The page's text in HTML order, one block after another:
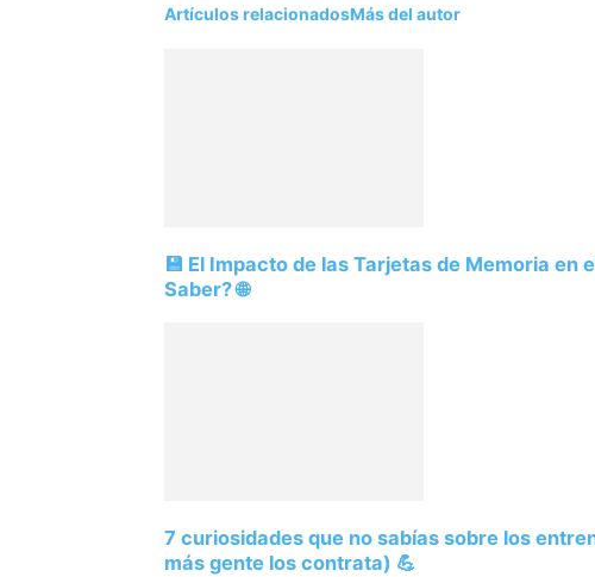
Artículos relacionadosMás del autor
💾 El Impacto de las Tarjetas de Memoria en
Saber? 🌐
7 curiosidades que no sabías sobre los
más gente los contrata) 💪